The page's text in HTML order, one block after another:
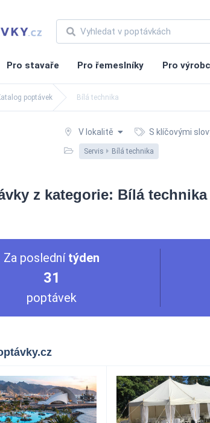
Pro stavaře Pro řemeslníky Pro
poptávek Bílá technika
V lokalitě S klíčovými
Servis Bílá technika
z kategorie: Bílá technika
Za poslední týden
31
poptávek